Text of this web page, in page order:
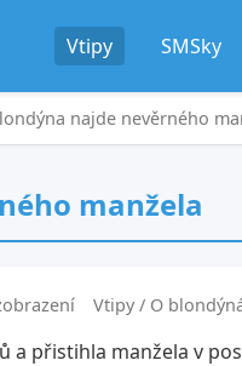
Vtipy SMSky
najde nevěrného
manžela
Vtipy / O
a přistihla manžela v